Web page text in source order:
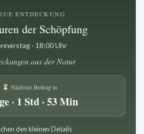
ENTDECKUNG
der Schöpfung
· 18:00 Uhr
aus der Natur
Nächster Beitrag in
· 1 Std · 53 Min
den kleinen Details